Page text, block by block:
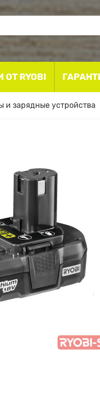
RYOBI
и зарядные устройства